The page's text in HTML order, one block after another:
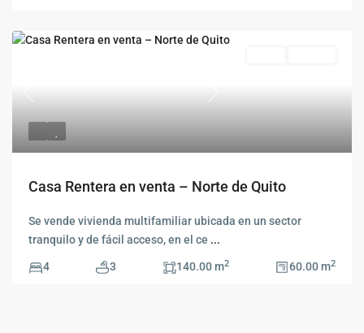
Previous Siguiente
Casa Rentera en venta – Norte de Quito
Se vende vivienda multifamiliar ubicada en un sector
tranquilo y de fácil acceso, en el ce ...
4 3 140.00 m2 60.00 m2